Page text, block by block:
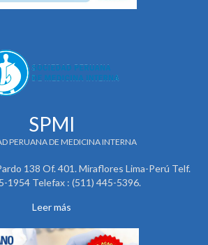
SPMI
PERUANA DE MEDICINA INTERNA
138 Of. 401. Miraflores Lima-Perú Telf.
1954 Telefax : (511) 445-5396.
Leer más